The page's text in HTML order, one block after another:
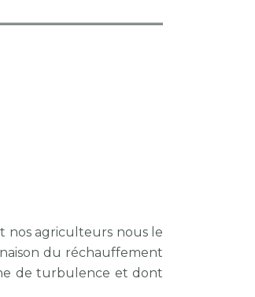
nos agriculteurs nous le
du réchauffement
de turbulence et dont